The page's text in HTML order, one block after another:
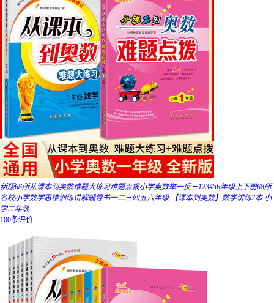
新版68所从课本到奥数难题大练习难题点拨小学奥数举一反三123456年级上下册68所
名校小学数学思维训练讲解辅导书一二三四五六年级 【课本到奥数】数学讲练2本 小
学二年级
100条评价